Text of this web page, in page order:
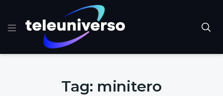
Tag: minitero